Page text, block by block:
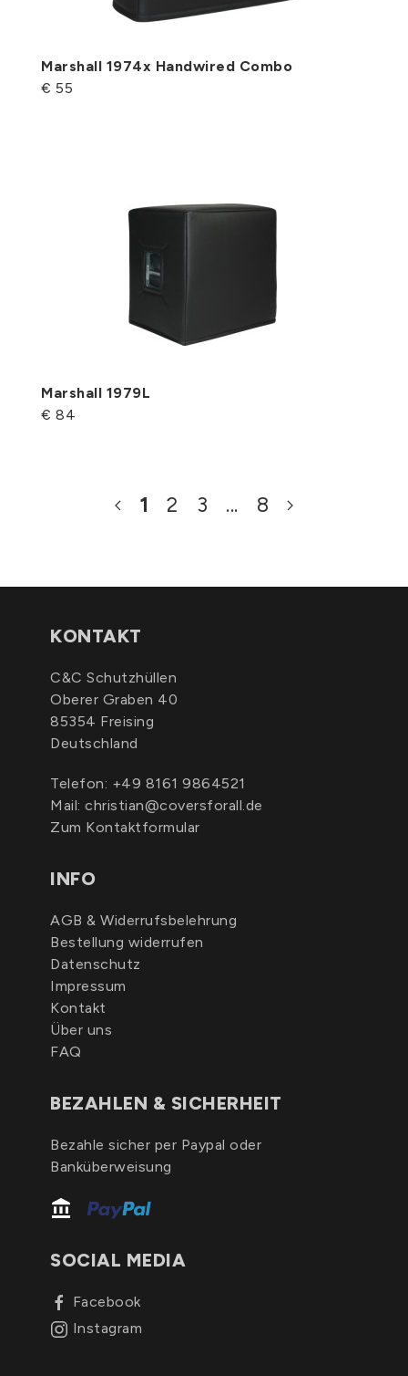
Marshall 1974x Handwired Combo
€ 55
Marshall 1979L
€ 84
1 2 3 ... 8
KONTAKT
C&C Schutzhüllen
Oberer Graben 40
85354 Freising
Deutschland
Telefon: +49 8161 9864521
Mail: christian@coversforall.de
Zum Kontaktformular
INFO
AGB & Widerrufsbelehrung
Bestellung widerrufen
Datenschutz
Impressum
Kontakt
Über uns
FAQ
BEZAHLEN & SICHERHEIT
Bezahle sicher per Paypal oder
Banküberweisung
SOCIAL MEDIA
Facebook
Instagram